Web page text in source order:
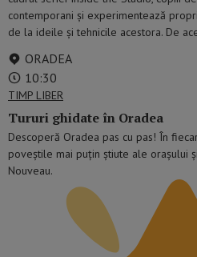
contemporani și experimentează
de la ideile și tehnicile acestora. De
ORADEA
10:30
TIMP LIBER
Tururi ghidate în Oradea
Descoperă Oradea pas cu pas! În
poveștile mai puțin știute ale orașului
Nouveau.